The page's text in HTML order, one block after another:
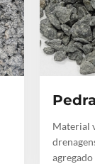
Material